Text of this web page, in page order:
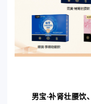
男宝·补肾壮腰饮、